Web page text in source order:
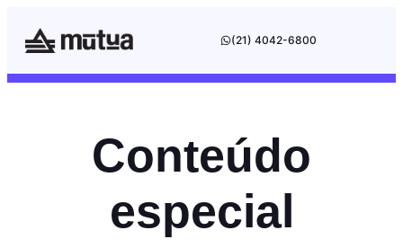
(21) 4042-6800
Conteúdo
especial